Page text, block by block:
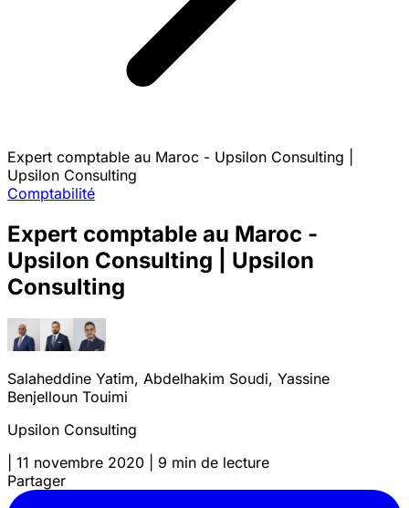
Expert comptable au Maroc - Upsilon Consulting |
Upsilon Consulting
Comptabilité
Expert comptable au Maroc -
Upsilon Consulting | Upsilon
Consulting
Salaheddine Yatim, Abdelhakim Soudi, Yassine
Benjelloun Touimi
Upsilon Consulting
11 novembre 2020
9 min de lecture
Partager